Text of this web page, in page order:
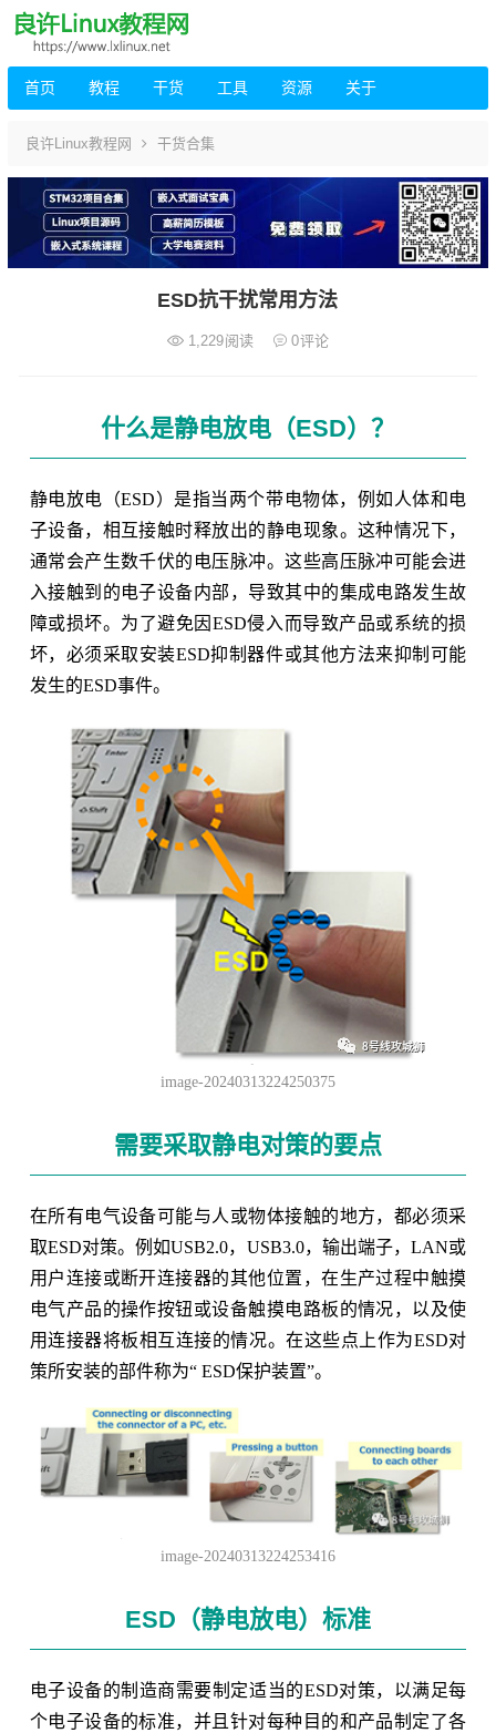
首页 教程 干货 工具 资源 关于
良许Linux教程网 干货合集
ESD抗干扰常用方法
1,229阅读 0评论
什么是静电放电（ESD）？
静电放电（ESD）是指当两个带电物体，例如人体和电
子设备，相互接触时释放出的静电现象。这种情况下，
通常会产生数千伏的电压脉冲。这些高压脉冲可能会进
入接触到的电子设备内部，导致其中的集成电路发生故
障或损坏。为了避免因ESD侵入而导致产品或系统的损
坏，必须采取安装ESD抑制器件或其他方法来抑制可能
发生的ESD事件。
image-20240313224250375
需要采取静电对策的要点
在所有电气设备可能与人或物体接触的地方，都必须采
取ESD对策。例如USB2.0，USB3.0，输出端子，LAN或
用户连接或断开连接器的其他位置，在生产过程中触摸
电气产品的操作按钮或设备触摸电路板的情况，以及使
用连接器将板相互连接的情况。在这些点上作为ESD对
策所安装的部件称为“ ESD保护装置”。
image-20240313224253416
ESD（静电放电）标准
电子设备的制造商需要制定适当的ESD对策，以满足每
个电子设备的标准，并且针对每种目的和产品制定了各